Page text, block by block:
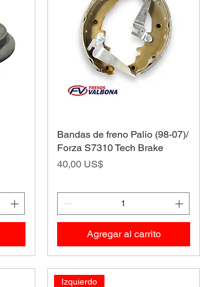
Bandas de freno Palio (98-07)/
Forza S7310 Tech Brake
Precio
40,00 US$
Agregar al carrito
Izquierdo